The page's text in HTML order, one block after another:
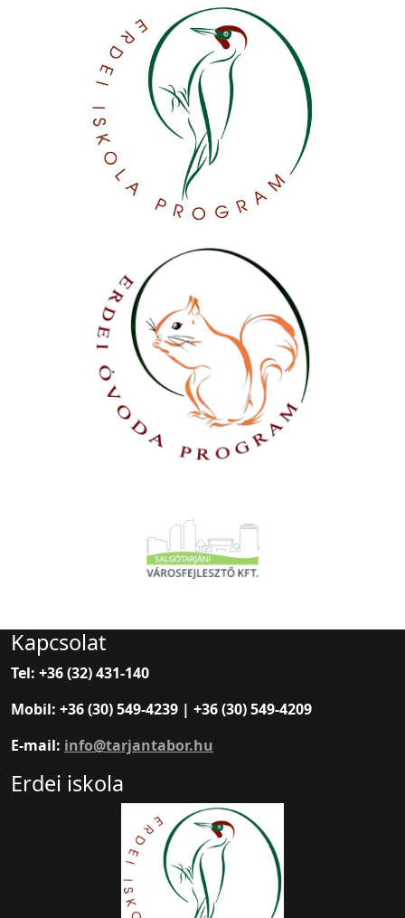
Kapcsolat
Tel: +36 (32) 431-140
Mobil: +36 (30) 549-4239 | +36 (30) 549-4209
E-mail: info@tarjantabor.hu
Erdei iskola